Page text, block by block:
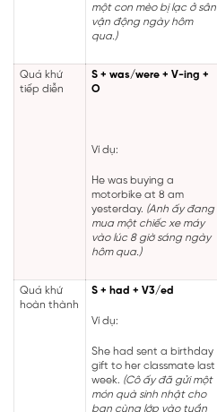
một con mèo bị lạc ở sân
vận động ngày hôm
qua.)
Quá khứ
tiếp diễn
S + was/were + V-ing +
O
Ví dụ:
He was buying a
motorbike at 8 am
yesterday. (Anh ấy đang
mua một chiếc xe máy
vào lúc 8 giờ sáng ngày
hôm qua.)
Quá khứ
hoàn thành
S + had + V3/ed
Ví dụ:
She had sent a birthday
gift to her classmate last
week. (Cô ấy đã gửi một
món quà sinh nhật cho
bạn cùng lớp vào tuần